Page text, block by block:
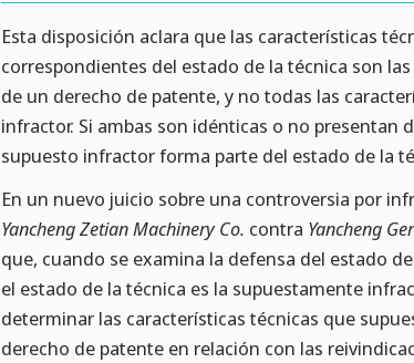
Esta disposición aclara que las características
correspondientes del estado de la técnica son
de un derecho de patente, y no todas las
infractor. Si ambas son idénticas o no
supuesto infractor forma parte del estado de la
En un nuevo juicio sobre una controversia por
Yancheng Zetian Machinery Co. contra Yancheng
que, cuando se examina la defensa del estado
el estado de la técnica es la supuestamente
determinar las características técnicas que
derecho de patente en relación con las